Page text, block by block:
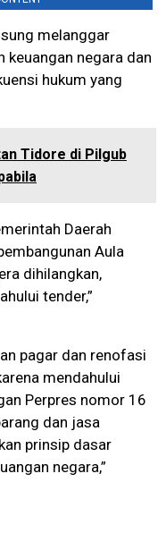
melanggar
keuangan negara dan
hukum yang
Tidore di Pilgub
Daerah
Aula
dihilangkan,
tender,”
pagar dan renofasi
mendahului
Perpres nomor 16
dan jasa
prinsip dasar
negara,”